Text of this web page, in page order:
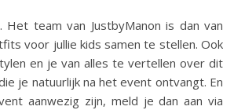
team van JustbyManon is dan van
voor jullie kids samen te stellen. Ook
en je van alles te vertellen over dit
je natuurlijk na het event ontvangt. En
aanwezig zijn, meld je dan aan via